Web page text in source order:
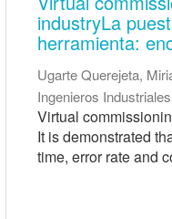
industryLa
herramienta:
Ugarte Querejeta,
Ingenieros
Virtual
It is demonstrated
time, error rate and